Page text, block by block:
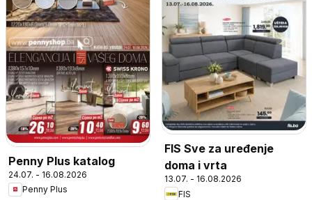
Penny Plus katalog
24.07. - 16.08.2026
Penny Plus
FIS Sve za uređenje
doma i vrta
13.07. - 16.08.2026
FIS